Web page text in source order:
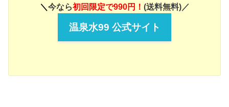
＼ 今なら初回限定で990円！ (送料無料)／
温泉水99 公式サイト